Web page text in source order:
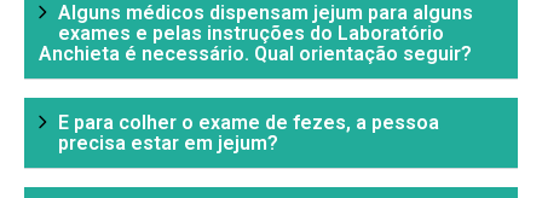
Alguns médicos dispensam jejum para alguns
exames e pelas instruções do Laboratório
Anchieta é necessário. Qual orientação seguir?
E para colher o exame de fezes, a pessoa
precisa estar em jejum?